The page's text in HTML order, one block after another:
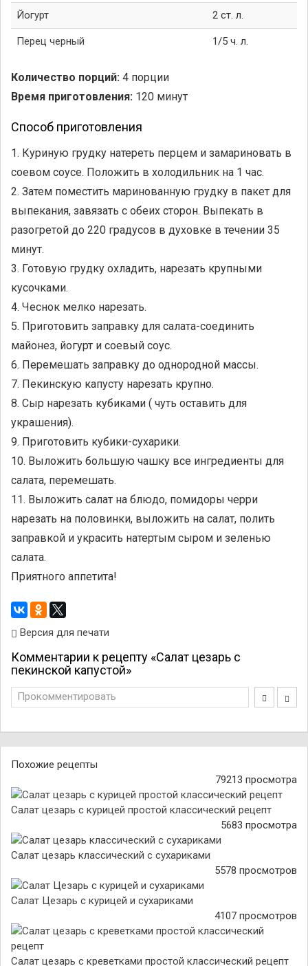
Йогурт 2 ст. л.
Перец черный 1/5 ч. л.
Количество порций: 4 порции
Время приготовления: 120 минут
Способ приготовления
1. Куриную грудку натереть перцем и замариновать в
соевом соусе. Положить в холодильник на 1 час.
2. Затем поместить маринованную грудку в пакет для
выпекания, завязать с обеих сторон. Выпекать в
разогретой до 220 градусов в духовке в течении 35
минут.
3. Готовую грудку охладить, нарезать крупными
кусочками.
4. Чеснок мелко нарезать.
5. Приготовить заправку для салата-соединить
майонез, йогурт и соевый соус.
6. Перемешать заправку до однородной массы.
7. Пекинскую капусту нарезать крупно.
8. Сыр нарезать кубиками ( чуть оставить для
украшения).
9. Приготовить кубики-сухарики.
10. Выложить большую чашку все ингредиенты для
салата, перемешать.
11. Выложить салат на блюдо, помидоры черри
нарезать на половинки, выложить на салат, полить
заправкой и украсить натертым сыром и зеленью
салата.
Приятного аппетита!
Версия для печати
Комментарии к рецепту «Салат цезарь с
пекинской капустой»
Прокомментировать
Похожие рецепты
79213 просмотра
Салат цезарь с курицей простой классический рецепт
5683 просмотра
Салат цезарь классический с сухариками
5578 просмотров
Салат Цезарь с курицей и сухариками
4107 просмотров
Салат цезарь с креветками простой классический рецепт